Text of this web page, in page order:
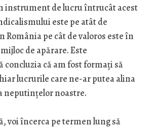
instrument de lucru întrucât acest
este pe atât de
România pe cât de valoros este în
de apărare. Este
concluzia că am fost formaţi să
lucrurile care ne-ar putea alina
neputinţelor noastre.
voi încerca pe termen lung să